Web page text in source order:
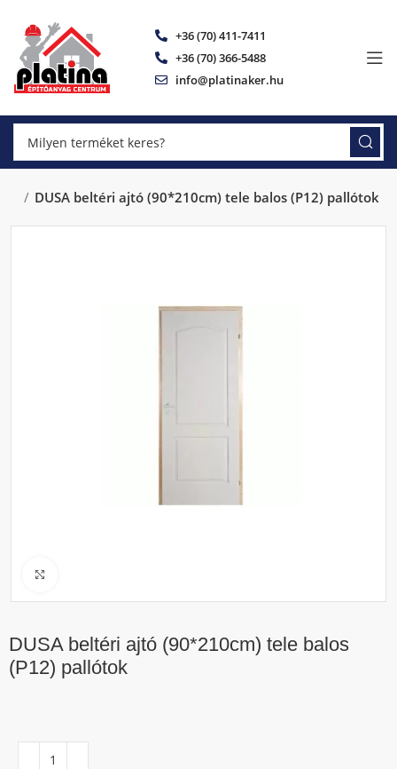
+36 (70) 411-7411
+36 (70) 366-5488
info@platinaker.hu
DUSA beltéri ajtó (90*210cm) tele balos (P12) pallótok
DUSA beltéri ajtó (90*210cm) tele balos
(P12) pallótok